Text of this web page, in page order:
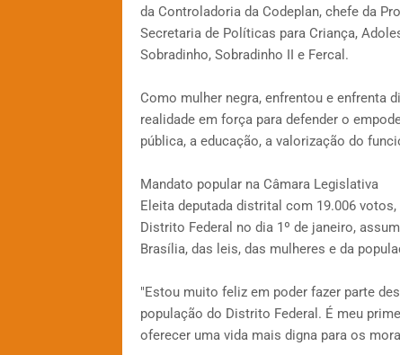
da Controladoria da Codeplan, chefe da
Secretaria de Políticas para Criança,
Sobradinho, Sobradinho II e Fercal.
Como mulher negra, enfrentou e enfrenta
realidade em força para defender o
pública, a educação, a valorização do
Mandato popular na Câmara Legislativa
Eleita deputada distrital com 19.006
Distrito Federal no dia 1º de janeiro,
Brasília, das leis, das mulheres e da
"Estou muito feliz em poder fazer parte
população do Distrito Federal. É meu
oferecer uma vida mais digna para os